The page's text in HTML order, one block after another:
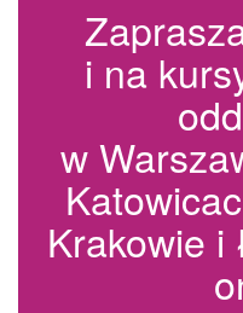
i na
w
Krakowie